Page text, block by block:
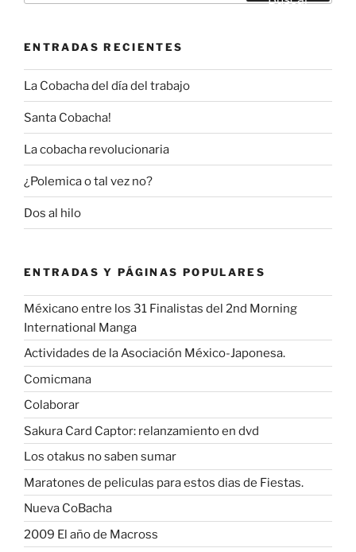
ENTRADAS RECIENTES
La Cobacha del día del trabajo
Santa Cobacha!
La cobacha revolucionaria
¿Polemica o tal vez no?
Dos al hilo
ENTRADAS Y PÁGINAS POPULARES
Méxicano entre los 31 Finalistas del 2nd Morning
International Manga
Actividades de la Asociación México-Japonesa.
Comicmana
Colaborar
Sakura Card Captor: relanzamiento en dvd
Los otakus no saben sumar
Maratones de peliculas para estos dias de Fiestas.
Nueva CoBacha
2009 El año de Macross